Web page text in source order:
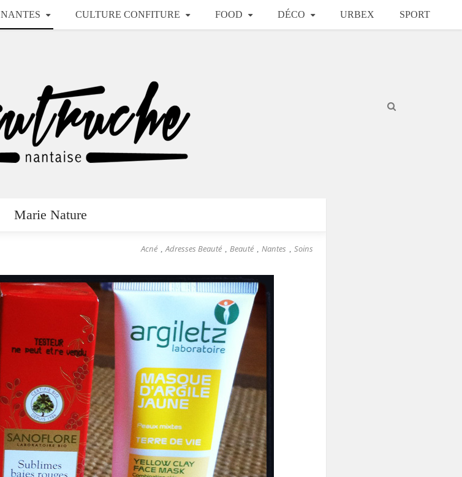
NANTES CULTURE CONFITURE FOOD DÉCO URBEX SPORT
Marie Nature
Acné , Adresses Beauté , Beauté , Nantes , Soins